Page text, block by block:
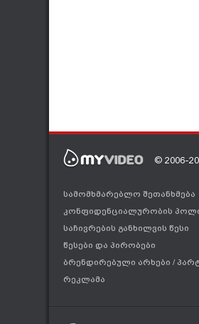
© 2006-
სამომხმარებლო შეთანხმება
კონფიდენციალურობის
საჩივრების განხილვის წესი
წესები და პირობები
ბრენდირებული არხები /
რეკლამა